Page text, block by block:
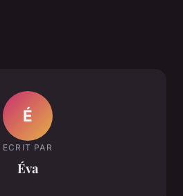
É
ECRIT PAR
Éva